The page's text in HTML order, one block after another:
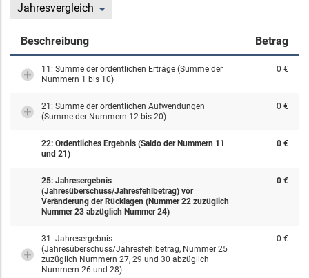
Jahresvergleich
Beschreibung Betrag
11: Summe der ordentlichen Erträge (Summe der
Nummern 1 bis 10)
0 €
21: Summe der ordentlichen Aufwendungen
(Summe der Nummern 12 bis 20)
0 €
22: Ordentliches Ergebnis (Saldo der Nummern 11
und 21)
0 €
25: Jahresergebnis
(Jahresüberschuss/Jahresfehlbetrag) vor
Veränderung der Rücklagen (Nummer 22 zuzüglich
Nummer 23 abzüglich Nummer 24)
0 €
31: Jahresergebnis
(Jahresüberschuss/Jahresfehlbetrag, Nummer 25
zuzüglich Nummern 27, 29 und 30 abzüglich
Nummern 26 und 28)
0 €